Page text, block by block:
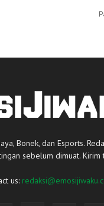
Bonek, dan Esports.
sebelum dimuat.
us: